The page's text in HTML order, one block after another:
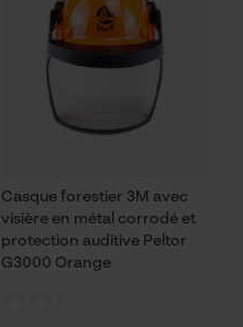
Casque forestier 3M avec
visière en métal corrodé et
protection auditive Peltor
G3000 Orange